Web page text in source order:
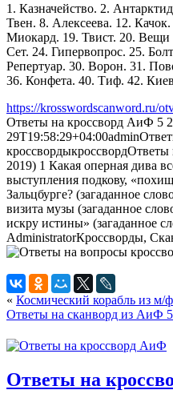
1. Казначейство. 2.
Твен. 8. Алексеева. 12.
Миокард. 19. Твист. 20. Вещи
Сет. 24. Гипервопрос. 25.
Репертуар. 30. Ворон. 31.
36. Конфета. 40. Тиф. 42.
https://krosswordscanword.ru/
Ответы на кроссворд АиФ 5
29T19:58:29+04:00admin
кроссвордыкроссвордОтветы
2019) 1 Какая оперная дива
выступления подкову,
Зальцбурге? (загаданное
визита музы (загаданное
искру истины» (загаданное
AdministratorКроссворды,
« Космический корабль из
Ответы на сканворд из АиФ
Ответы на